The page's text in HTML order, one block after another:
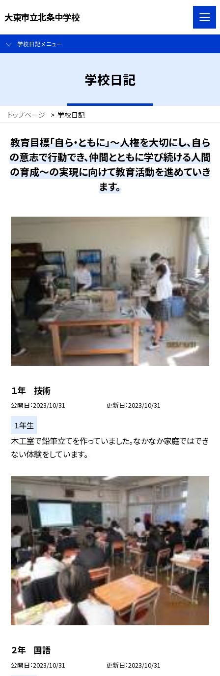
大東市立北条中学校
学校日記メニュー
学校日記
トップページ > 学校日記
教育目標「自ら・ともに」～人権を大切にし、自ら
の意志で行動でき、仲間とともに学び続ける人間
の育成～の実現に向けて教育活動を進めていき
ます。
１年 技術
公開日 2023/10/31 更新日 2023/10/31
１年生
木工室で鉛筆立てを作っていました。なかなか家庭ではでき
ない体験をしています。
２年 国語
公開日 2023/10/31 更新日 2023/10/31